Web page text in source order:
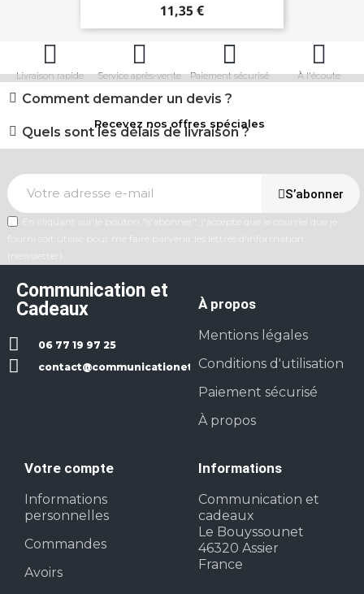
11,35 €
Livraison rapide Service après-vente Paiement sécurisé À l'écoute
Comment demander un devis ?
Quels sont les délais de livraison ?
Recevez nos offres spéciales
S’abonner
Communication et
Cadeaux
06 77 19 97 25
contact@communicationetcadeaux.fr
À propos
Mentions légales
Conditions d'utilisation
Paiement sécurisé
À propos
Votre compte
Informations
personnelles
Commandes
Avoirs
Informations
Communication et
cadeaux
Le Bouyssounet
46320 Assier
France